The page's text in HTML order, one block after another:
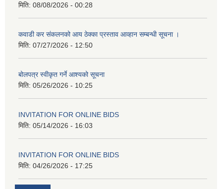
मिति: 08/08/2026 - 00:28
कवाडी कर संकलनको आय ठेक्का प्रस्ताव आव्हान सम्बन्धी सूचना ।
मिति: 07/27/2026 - 12:50
बोलपत्र स्वीकृत गर्ने आश्यको सूचना
मिति: 05/26/2026 - 10:25
INVITATION FOR ONLINE BIDS
मिति: 05/14/2026 - 16:03
INVITATION FOR ONLINE BIDS
मिति: 04/26/2026 - 17:25